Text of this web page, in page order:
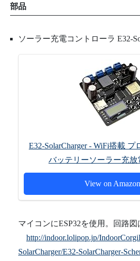
部品
ソーラー充電コントローラ E32-
E32-SolarCharger - WiFi搭載
バッテリーソーラー充放
View on Amazon
マイコンにESP32を使用。回路図
http://indoor.lolipop.jp/
SolarCharger/E32-SolarCharger-